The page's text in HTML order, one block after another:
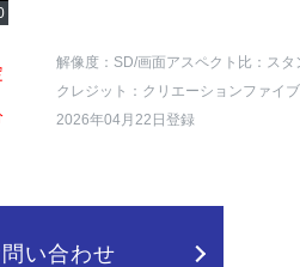
解像度：SD/画面アスペクト比：スタ
クレジット：クリエーションファイ
2026年04月22日登録
い合わせ